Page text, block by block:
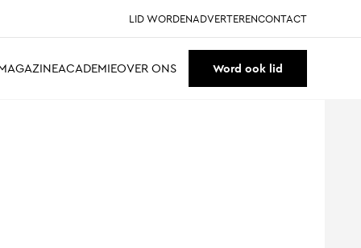
LID WORDENADVERTERENCONTACT
ACADEMIEOVER ONS Word ook lid